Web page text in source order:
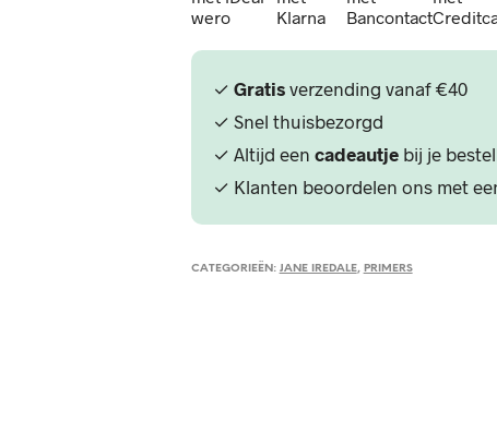
✓ Gratisverzending vanaf €40
✓ Snel thuisbezorgd
✓ Altijd een cadeautjebij je
✓ Klanten beoordelen ons met
CATEGORIEËN: JANE IREDALE, PRIMERS
37,-